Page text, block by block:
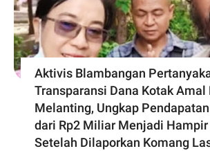
Aktivis Blambangan
Transparansi Dana Kotak Amal
Melanting, Ungkap
dari Rp2 Miliar Menjadi
Setelah Dilaporkan Komang